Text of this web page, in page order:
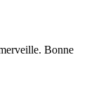
Bonne